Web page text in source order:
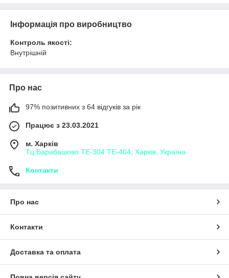
Інформація про виробництво
Контроль якості:
Внутрішній
Про нас
97% позитивних з 64 відгуків за рік
Працює з 23.03.2021
м. Харків
Тц Барабашово ТЕ-304 ТЕ-404, Харків, Україна
Контакти
Про нас
Контакти
Доставка та оплата